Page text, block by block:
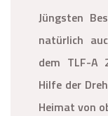
Jüngsten
natürlich
dem TLF-A
Hilfe der
Heimat von